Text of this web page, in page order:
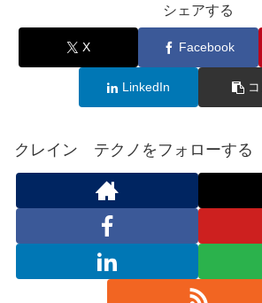
シェアする
X Facebook
LinkedIn
クレイン テクノをフォローする